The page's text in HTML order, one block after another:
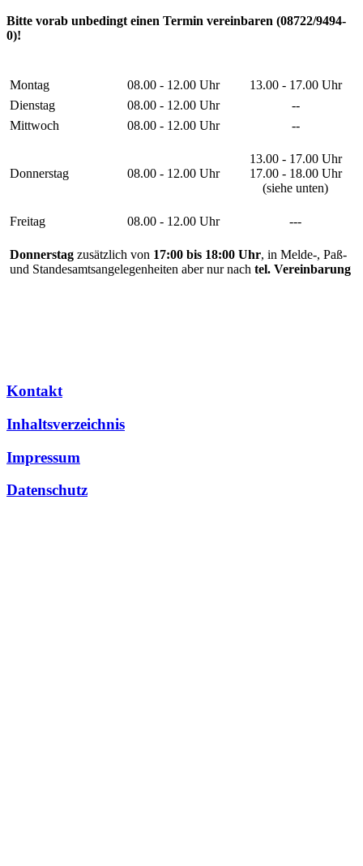
Bitte vorab unbedingt einen Termin vereinbaren (08722/9494-
0)!
Montag 08.00 - 12.00 Uhr
13.00 - 17.00 Uhr
Dienstag
08.00 - 12.00 Uhr
--
Mittwoch
08.00 - 12.00 Uhr --
Donnerstag 08.00 - 12.00 Uhr
13.00 - 17.00 Uhr
17.00 - 18.00 Uhr
(siehe unten)
Freitag 08.00 - 12.00 Uhr ---
Donnerstag zusätzlich von 17:00 bis 18:00 Uhr, in Melde-, Paß-
und Standesamtsangelegenheiten aber nur nach tel. Vereinbarung
Kontakt
Inhaltsverzeichnis
Impressum
Datenschutz